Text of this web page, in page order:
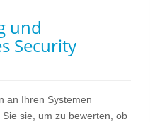
und
Security
an Ihren Systemen
sie, um zu bewerten, ob